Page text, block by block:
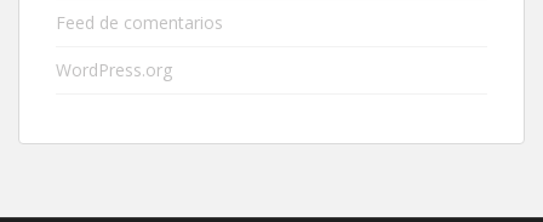
Feed de comentarios
WordPress.org